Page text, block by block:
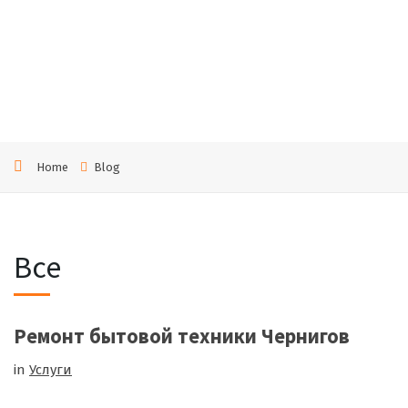
Home Blog
Все
Ремонт бытовой техники Чернигов
in Услуги